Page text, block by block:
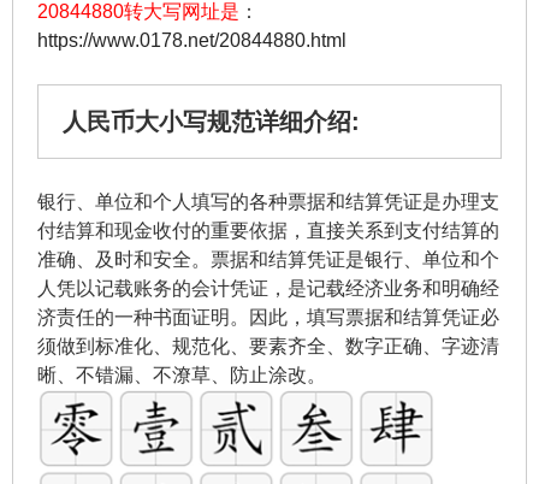
20844880转大写网址是 ：
https://www.0178.net/20844880.html
人民币大小写规范详细介绍:
银行、单位和个人填写的各种票据和结算凭证是办理支
付结算和现金收付的重要依据，直接关系到支付结算的
准确、及时和安全。票据和结算凭证是银行、单位和个
人凭以记载账务的会计凭证，是记载经济业务和明确经
济责任的一种书面证明。因此，填写票据和结算凭证必
须做到标准化、规范化、要素齐全、数字正确、字迹清
晰、不错漏、不潦草、防止涂改。